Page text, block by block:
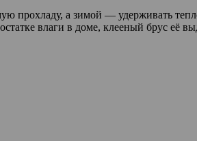
прохладу, а зимой — удерживать
влаги в доме, клееный брус её